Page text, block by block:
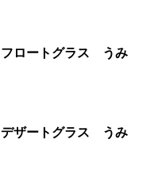
ノラネコぐんだん フロートグラス うみ
ノラネコぐんだん デザートグラス うみ